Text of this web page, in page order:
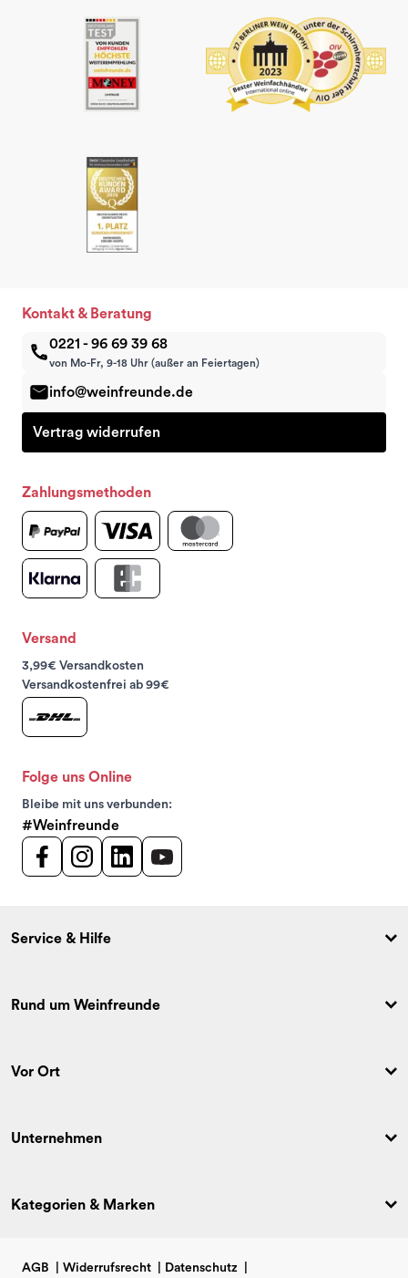
Kontakt & Beratung
0221 - 96 69 39 68
von Mo-Fr, 9-18 Uhr (außer an Feiertagen)
info@weinfreunde.de
Vertrag widerrufen
Zahlungsmethoden
Versand
3,99€ Versandkosten
Versandkostenfrei ab 99€
Folge uns Online
Bleibe mit uns verbunden:
#Weinfreunde
Service & Hilfe
Rund um Weinfreunde
Vor Ort
Unternehmen
Kategorien & Marken
AGB Widerrufsrecht Datenschutz